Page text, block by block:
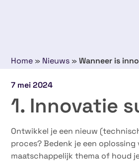
Home » Nieuws »Wanneer is
7 mei 2024
1. Innovatie
Ontwikkel je een nieuw
proces? Bedenk je een oplossing
maatschappelijk thema of houd